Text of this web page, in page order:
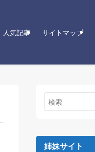
人気記事 サイトマップ
姉妹サイト